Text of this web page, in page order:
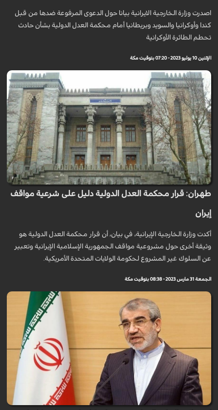
اصدرت وزارة الخارجية الايرانية بيانا حول الدعوى المرفوعة ضدها من قبل
كندا وأوكرانيا والسويد وبريطانيا أمام محكمة العدل الدولية بشأن حادث
تحطم الطائرة الأوكرانية
الإثنين 10 يوليو 2023 - 07:20 بتوقيت مكة
طهران: قرار محكمة العدل الدولية دليل على شرعية مواقف
إيران
أكدت وزارة الخارجية الإيرانية، في بيان، أن قرار محكمة العدل الدولية هو
وثيقة أخرى حول مشروعية مواقف الجمهورية الإسلامية الإيرانية وتعبير
عن السلوك غير المشروع لحكومة الولايات المتحدة الأمريكية.
الجمعة 31 مارس 2023 - 08:38 بتوقيت مكة